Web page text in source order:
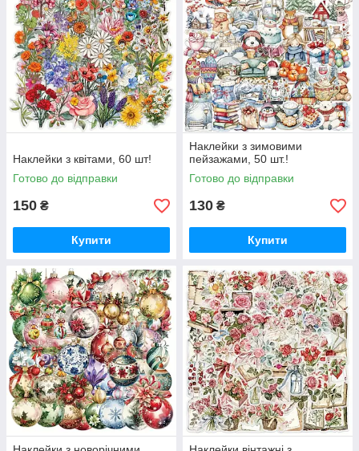
Наклейки з квітами, 60 шт!
Готово до відправки
150 ₴
Купити
Наклейки з зимовими
пейзажами, 50 шт.!
Готово до відправки
130 ₴
Купити